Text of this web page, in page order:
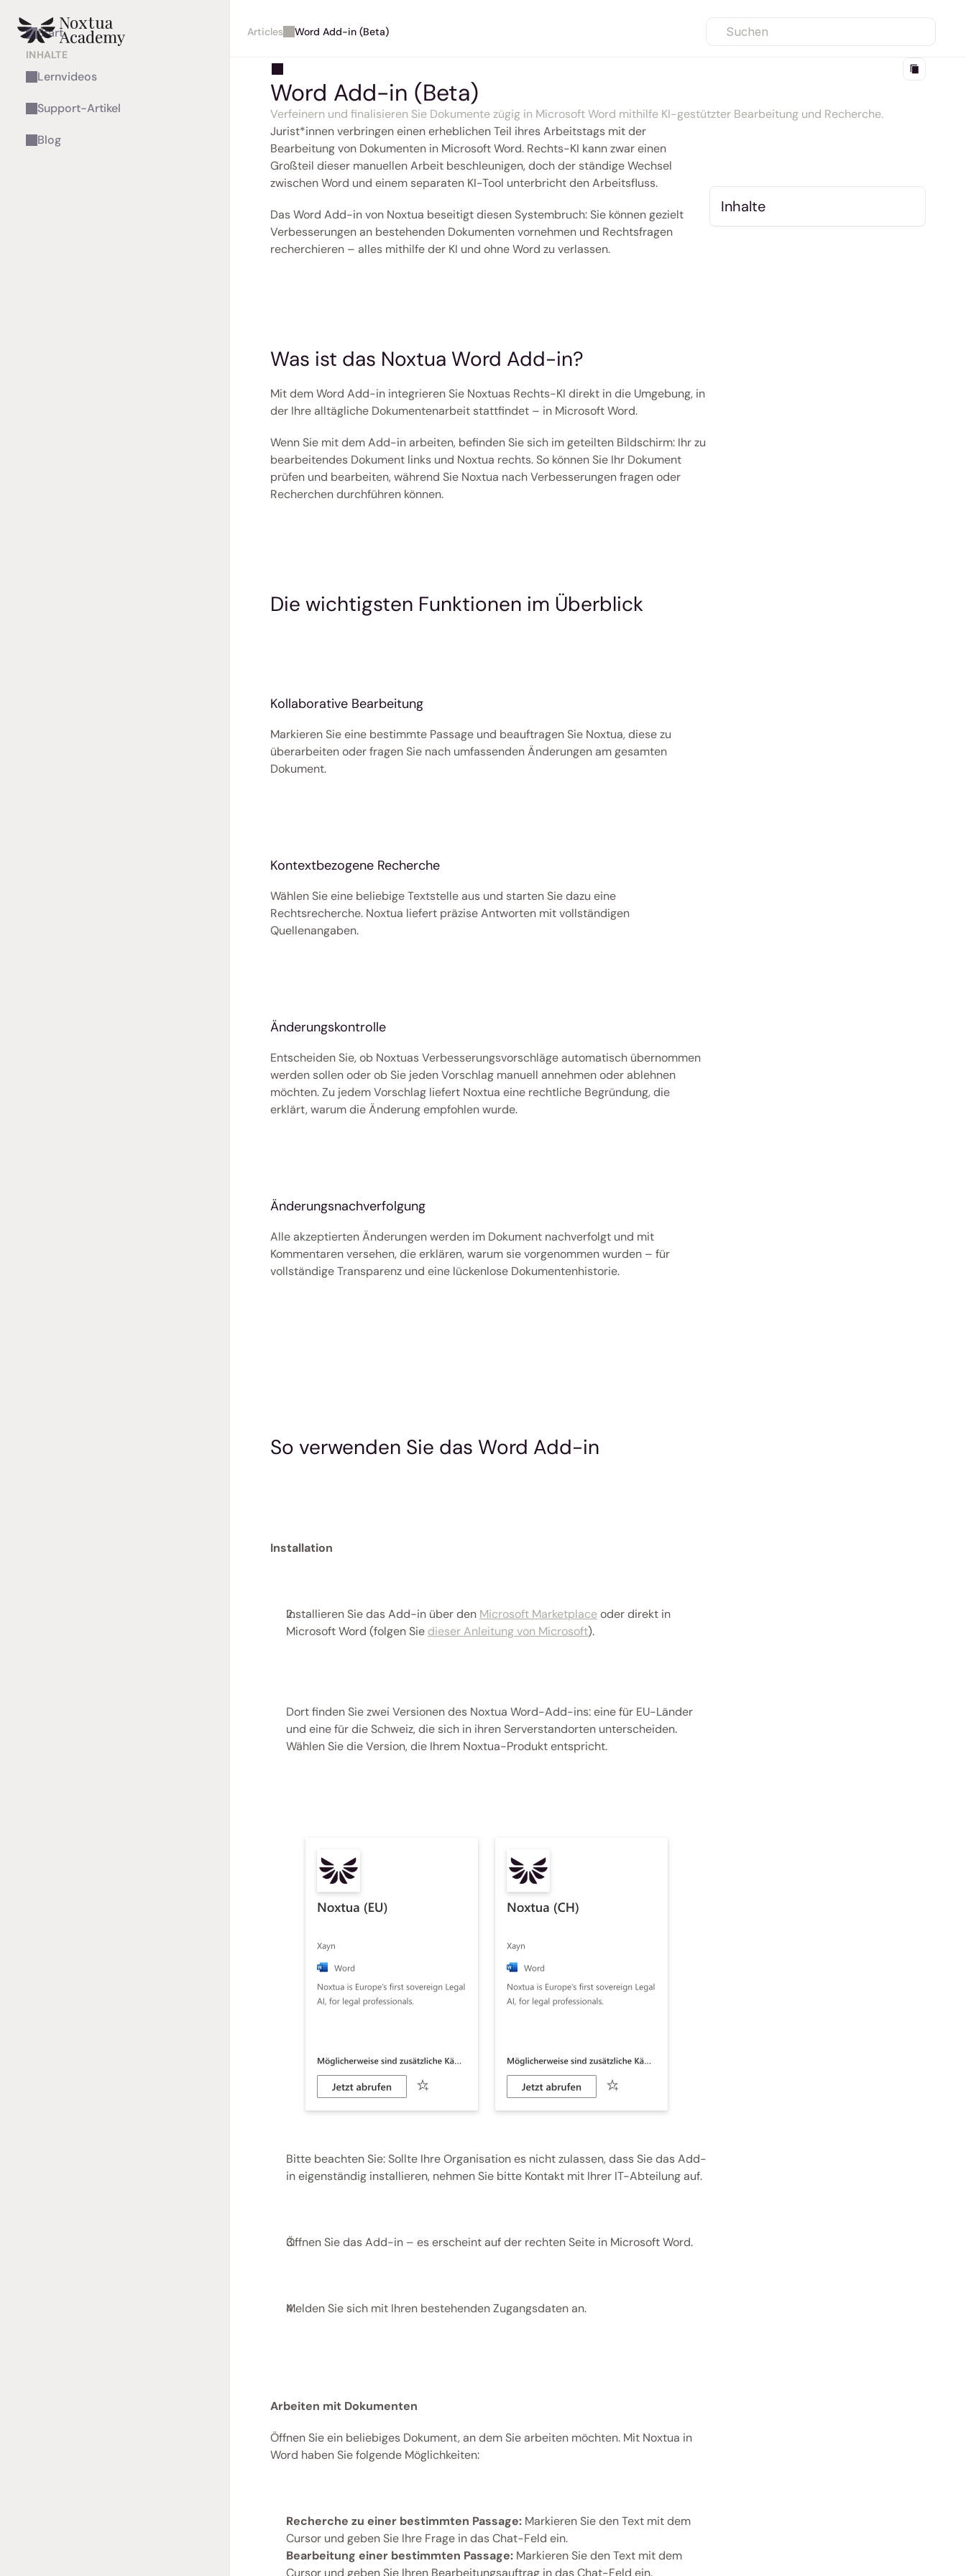
Start
INHALTE
Lernvideos
Support-Artikel
Blog
Articles Word Add-in (Beta) Suchen
Word Add-in (Beta)
Verfeinern und finalisieren Sie Dokumente zügig in Microsoft Word mithilfe KI-gestützter Bearbeitung und Recherche.
Jurist*innen verbringen einen erheblichen Teil ihres Arbeitstags mit der
Bearbeitung von Dokumenten in Microsoft Word. Rechts-KI kann zwar einen
Großteil dieser manuellen Arbeit beschleunigen, doch der ständige Wechsel
zwischen Word und einem separaten KI-Tool unterbricht den Arbeitsfluss.
Das Word Add-in von Noxtua beseitigt diesen Systembruch: Sie können gezielt
Verbesserungen an bestehenden Dokumenten vornehmen und Rechtsfragen
recherchieren – alles mithilfe der KI und ohne Word zu verlassen.
Was ist das Noxtua Word Add-in?
Mit dem Word Add-in integrieren Sie Noxtuas Rechts-KI direkt in die Umgebung, in
der Ihre alltägliche Dokumentenarbeit stattfindet – in Microsoft Word.
Wenn Sie mit dem Add-in arbeiten, befinden Sie sich im geteilten Bildschirm: Ihr zu
bearbeitendes Dokument links und Noxtua rechts. So können Sie Ihr Dokument
prüfen und bearbeiten, während Sie Noxtua nach Verbesserungen fragen oder
Recherchen durchführen können.
Die wichtigsten Funktionen im Überblick
Kollaborative Bearbeitung
Markieren Sie eine bestimmte Passage und beauftragen Sie Noxtua, diese zu
überarbeiten oder fragen Sie nach umfassenden Änderungen am gesamten
Dokument.
Kontextbezogene Recherche
Wählen Sie eine beliebige Textstelle aus und starten Sie dazu eine
Rechtsrecherche. Noxtua liefert präzise Antworten mit vollständigen
Quellenangaben.
Änderungskontrolle
Entscheiden Sie, ob Noxtuas Verbesserungsvorschläge automatisch übernommen
werden sollen oder ob Sie jeden Vorschlag manuell annehmen oder ablehnen
möchten. Zu jedem Vorschlag liefert Noxtua eine rechtliche Begründung, die
erklärt, warum die Änderung empfohlen wurde.
Änderungsnachverfolgung
Alle akzeptierten Änderungen werden im Dokument nachverfolgt und mit
Kommentaren versehen, die erklären, warum sie vorgenommen wurden – für
vollständige Transparenz und eine lückenlose Dokumentenhistorie.
So verwenden Sie das Word Add-in
Installation
Installieren Sie das Add-in über den Microsoft Marketplace oder direkt in
Microsoft Word (folgen Sie dieser Anleitung von Microsoft).
Dort finden Sie zwei Versionen des Noxtua Word-Add-ins: eine für EU-Länder
und eine für die Schweiz, die sich in ihren Serverstandorten unterscheiden.
Wählen Sie die Version, die Ihrem Noxtua-Produkt entspricht.
Bitte beachten Sie: Sollte Ihre Organisation es nicht zulassen, dass Sie das Add-
in eigenständig installieren, nehmen Sie bitte Kontakt mit Ihrer IT-Abteilung auf.
Öffnen Sie das Add-in – es erscheint auf der rechten Seite in Microsoft Word.
Melden Sie sich mit Ihren bestehenden Zugangsdaten an.
Arbeiten mit Dokumenten
Öffnen Sie ein beliebiges Dokument, an dem Sie arbeiten möchten. Mit Noxtua in
Word haben Sie folgende Möglichkeiten:
Recherche zu einer bestimmten Passage: Markieren Sie den Text mit dem
Cursor und geben Sie Ihre Frage in das Chat-Feld ein.
Bearbeitung einer bestimmten Passage: Markieren Sie den Text mit dem
Cursor und geben Sie Ihren Bearbeitungsauftrag in das Chat-Feld ein.
Inhalte